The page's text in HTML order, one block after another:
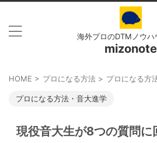
海外プロのDTMノウハ
mizonote
HOME > プロになる方法 > プロになる方
プロになる方法・音大進学
現役音大生が8つの質問に